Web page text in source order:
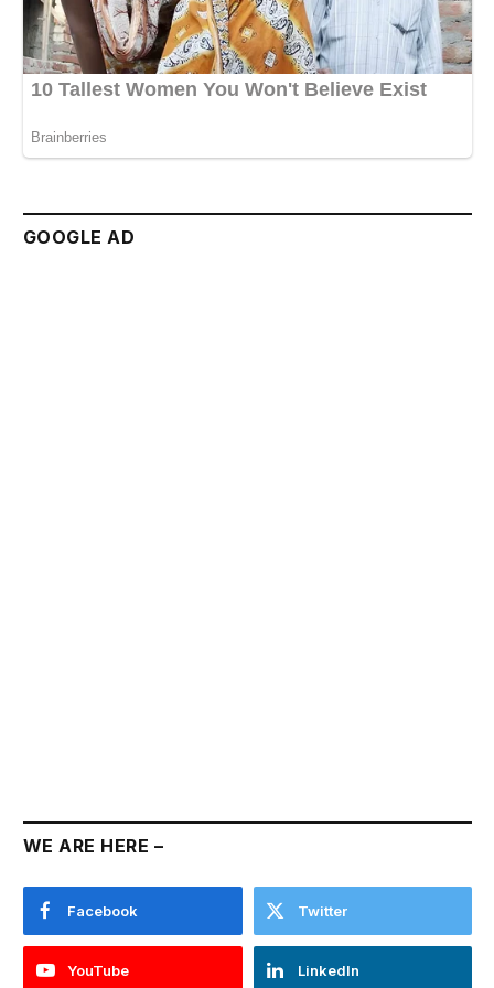
GOOGLE AD
WE ARE HERE –
Facebook Twitter
YouTube LinkedIn